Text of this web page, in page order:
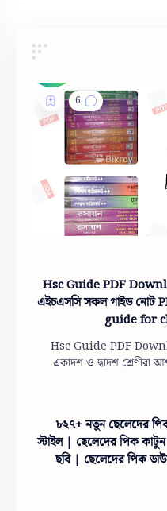
Hsc Guide PDF
এইচএসসি সকল গাইড নোট
guide for
Hsc Guide PDF
একাদশ ও দ্বাদশ
৮২৭+ নতুন ছেলেদের
স্টাইল | ছেলেদের পিক
ছবি | ছেলেদের পিক